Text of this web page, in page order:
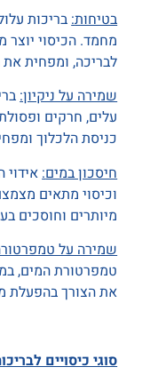
בטיחות: בריכות
מחמד. הכיסוי
לבריכה, ומפחית את
שמירה על ניקיון:
עלים, חרקים
כניסת הלכלוך
חיסכון במים:
וכיסוי מתאים
מיותרים וחוסכים
שמירה על
טמפרטורת המים,
את הצורך בהפעלת
סוגי כיסויים